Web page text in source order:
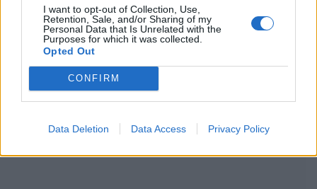
I want to opt-out of Collection, Use,
Retention, Sale, and/or Sharing of my
Personal Data that Is Unrelated with the
Purposes for which it was collected.
Opted Out
CONFIRM
Data Deletion Data Access Privacy Policy